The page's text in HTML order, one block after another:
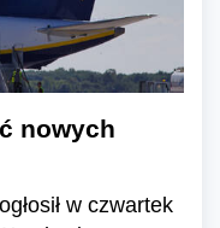
nowych
w czwartek